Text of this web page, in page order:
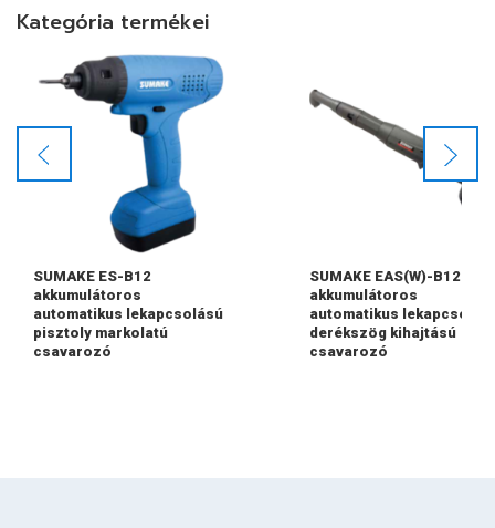
Kategória termékei
SUMAKE ES-B12
akkumulátoros
automatikus lekapcsolású
pisztoly markolatú
csavarozó
SUMAKE EAS(W)-B12
akkumulátoros
automatikus
derékszög kihajtású
csavarozó